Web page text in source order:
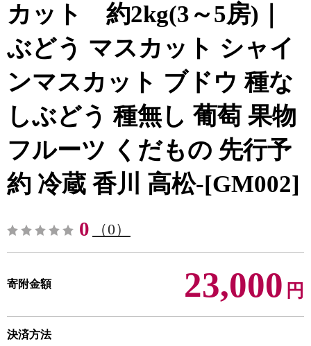
カット 約2kg(3～5房)｜
ぶどう マスカット シャイ
ンマスカット ブドウ 種な
しぶどう 種無し 葡萄 果物
フルーツ くだもの 先行予
約 冷蔵 香川 高松-[GM002]
0 （0）
寄附金額 23,000 円
決済方法